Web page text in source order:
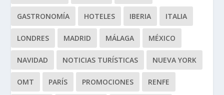
GASTRONOMÍA HOTELES IBERIA ITALIA
LONDRES MADRID MÁLAGA MÉXICO
NAVIDAD NOTICIAS TURÍSTICAS NUEVA YORK
OMT PARÍS PROMOCIONES RENFE